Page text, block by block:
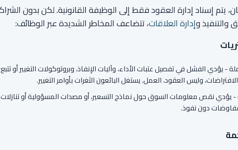
يتم إسناد إدارة العقود فقط إلى الوظيفة القانونية. لكن بدون
والتنفيذ وإدارة العلاقات، تتضاعف المخاطر الشديدة عبر الوظائف:
- يؤدي الفشل في تفصيل عتبات الأداء، وآليات الإنفاذ، وبروتوكولات التغيير أو
وليس العقود، العمل. يستغل البائعون الثغرات بأوامر التغيير.
نقص معلومات السوق حول نماذج التسعير، أو مصدات المسؤولية أو تنازلات
دون نفوذ.